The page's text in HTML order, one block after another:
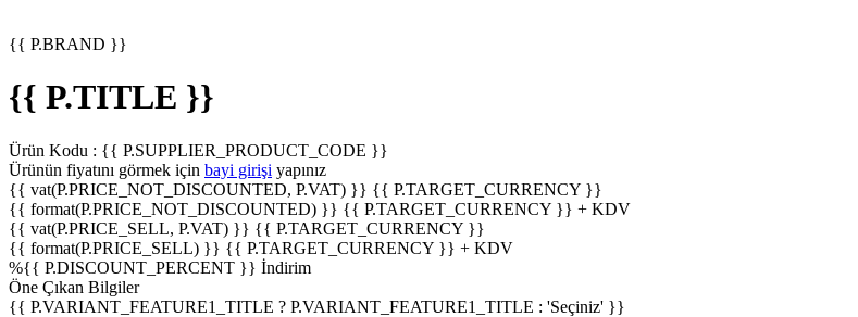
{{ P.BRAND }}
{{ P.TITLE }}
Ürün Kodu : {{ P.SUPPLIER_PRODUCT_CODE }}
Ürünün fiyatını görmek için bayi girişi yapınız
{{ vat(P.PRICE_NOT_DISCOUNTED, P.VAT) }} {{ P.TARGET_CURRENCY }}
{{ format(P.PRICE_NOT_DISCOUNTED) }} {{ P.TARGET_CURRENCY }} + KDV
{{ vat(P.PRICE_SELL, P.VAT) }} {{ P.TARGET_CURRENCY }}
{{ format(P.PRICE_SELL) }} {{ P.TARGET_CURRENCY }} + KDV
%{{ P.DISCOUNT_PERCENT }} İndirim
Öne Çıkan Bilgiler
{{ P.VARIANT_FEATURE1_TITLE ? P.VARIANT_FEATURE1_TITLE : 'Seçiniz' }}